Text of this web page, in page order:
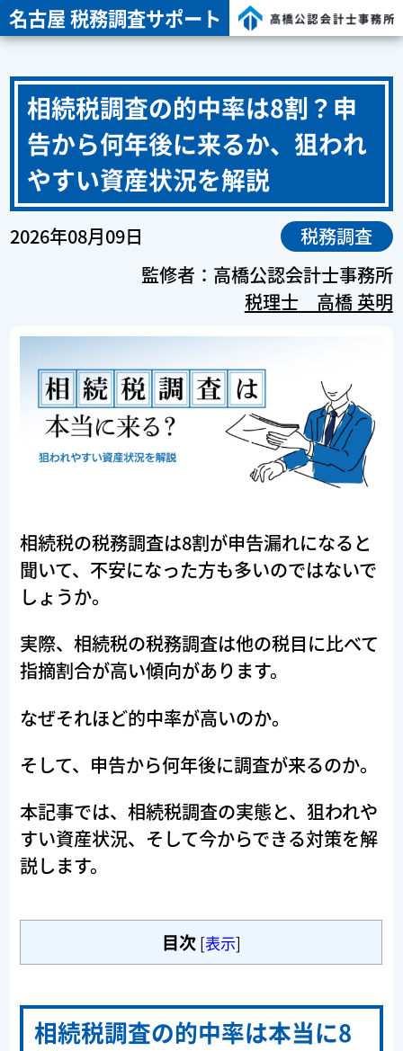
名古屋 税務調査サポート
相続税調査の的中率は8割？申
告から何年後に来るか、狙われ
やすい資産状況を解説
2026年08月09日
税務調査
監修者：高橋公認会計士事務所
税理士 高橋 英明
相続税の税務調査は8割が申告漏れになると
聞いて、不安になった方も多いのではないで
しょうか。
実際、相続税の税務調査は他の税目に比べて
指摘割合が高い傾向があります。
なぜそれほど的中率が高いのか。
そして、申告から何年後に調査が来るのか。
本記事では、相続税調査の実態と、狙われや
すい資産状況、そして今からできる対策を解
説します。
目次 [表示]
相続税調査の的中率は本当に8